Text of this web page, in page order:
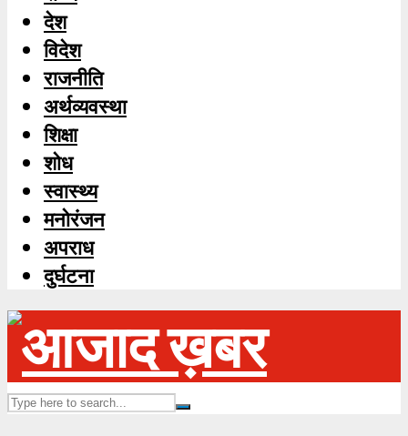
देश
विदेश
राजनीति
अर्थव्यवस्था
शिक्षा
शोध
स्‍वास्‍थ्‍य
मनोरंजन
अपराध
दुर्घटना